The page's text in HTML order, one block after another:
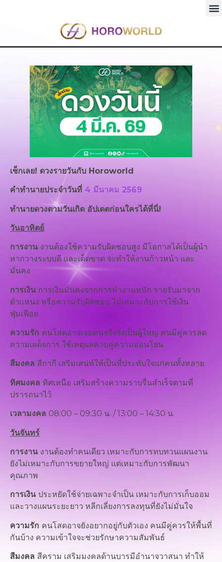
เช็กเลย! ดวงรายวันกับ Horoworld
คำทำนายประจำวันที่ 4 มีนาคม 2569
ทำนายดวงตามวันเกิด อัปเดตก่อนใครได้ที่นี่!
วันอาทิตย์
การงาน งานต้องใช้ความรับผิดชอบสูง มีโอกาสได้เป็นผู้นำ
หากวางระบบดี และเด็ดขาด จะทำให้งานก้าวหน้า และ
มั่นคง
การเงิน การเงินมั่นคงจากการทำงานหนัก รายรับมาจาก
ตำแหน่ง หรือความรับผิดชอบ ไม่เหมาะกับการใช้เงิน
ฟุ่มเฟือย
ความรัก คนโสดอาจเจอคนจริงจังเป็นผู้ใหญ่ คนมีคู่ควรลด
ความเผด็จการ ใช้เหตุผลควบคู่ความอ่อนโยน
สีมงคล สีกากี เสริมเสน่ห์ให้เป็นที่ประทับใจแก่คนทั้งหลาย
ทิศมงคล ทิศเหนือ เสริมสร้างความราบรื่นสำเร็จตามที่
ปรารถนาไว้
เวลามงคล 08:00 – 09:30 น. / 13:00 – 14:30 น.
วันจันทร์
การงาน งานต้องทำคนเดียว เหมาะกับการทบทวนแผนงาน
ยังไม่เหมาะกับการขยายใหญ่ แต่เหมาะกับการพัฒนา
คุณภาพ
การเงิน ประหยัดใช้จ่ายเฉพาะจำเป็น เหมาะกับการเก็บออม
และวางแผนระยะยาว หลีกเลี่ยงการลงทุนที่ยังไม่มั่นใจ
ความรัก คนโสดอาจยังอยากอยู่กับตัวเอง คนมีคู่ควรให้พื้นที่
กันบ้าง ความเข้าใจจะช่วยรักษาความสัมพันธ์
สีมงคล สีคราม เสริมมงคลด้านบารมีอำนาจวาสนา ทำให้